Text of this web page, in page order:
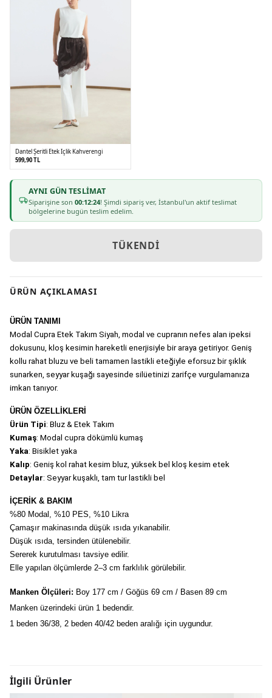
Dantel Şeritli Etek İçlik Kahverengi
599,90 TL
1 2
AYNI GÜN TESLIMAT
Siparişine son 00:12:24! Şimdi sipariş ver, İstanbul'un aktif teslimat
bölgelerine bugün teslim edelim.
TÜKENDI
ÜRÜN AÇIKLAMASI
ÜRÜN TANIMI
Modal Cupra Etek Takım Siyah, modal ve cupranın nefes alan ipeksi
dokusunu, kloş kesimin hareketli enerjisiyle bir araya getiriyor. Geniş
kollu rahat bluzu ve beli tamamen lastikli eteğiyle eforsuz bir şıklık
sunarken, seyyar kuşağı sayesinde silüetinizi zarifçe vurgulamanıza
imkan tanıyor.
ÜRÜN ÖZELLİKLERİ
Ürün Tipi: Bluz & Etek Takım
Kumaş: Modal cupra dökümlü kumaş
Yaka: Bisiklet yaka
Kalıp: Geniş kol rahat kesim bluz, yüksek bel kloş kesim etek
Detaylar: Seyyar kuşaklı, tam tur lastikli bel
İÇERİK & BAKIM
%80 Modal, %10 PES, %10 Likra
Çamaşır makinasında düşük ısıda yıkanabilir.
Düşük ısıda, tersinden ütülenebilir.
Sererek kurutulması tavsiye edilir.
Elle yapılan ölçümlerde 2–3 cm farklılık görülebilir.
Manken Ölçüleri: Boy 177 cm / Göğüs 69 cm / Basen 89 cm
Manken üzerindeki ürün 1 bedendir.
1 beden 36/38, 2 beden 40/42 beden aralığı için uygundur.
İlgili Ürünler